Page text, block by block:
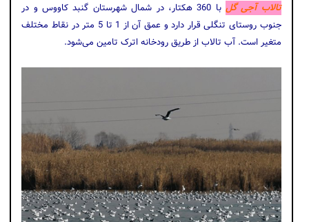
تالاب آجی گل
با 360 هکتار، در شمال شهرستان گنبد کاووس و در
جنوب روستای تنگلی قرار دارد و عمق آن از 1 تا 5 متر در نقاط مختلف
متغیر است. آب تالاب از طریق رودخانه اترک تامین می‌شود.